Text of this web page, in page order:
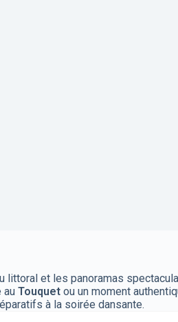
littoral et les panoramas
au Touquet ou un moment
à la soirée dansante.